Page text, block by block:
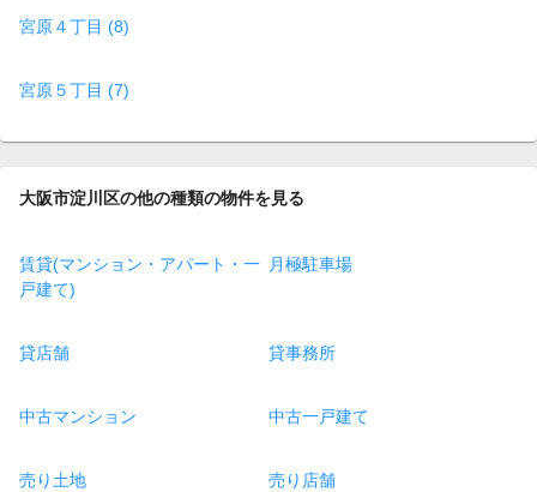
宮原４丁目 (8)
宮原５丁目 (7)
大阪市淀川区の他の種類の物件を見る
賃貸(マンション・アパート・一
戸建て)
月極駐車場
貸店舗 貸事務所
中古マンション 中古一戸建て
売り土地 売り店舗